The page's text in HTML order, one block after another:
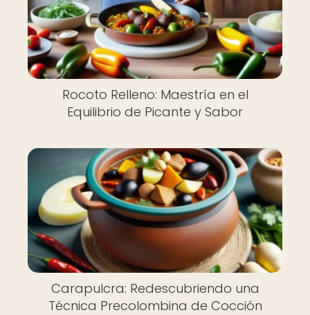
Rocoto Relleno: Maestría en el
Equilibrio de Picante y Sabor
Carapulcra: Redescubriendo una
Técnica Precolombina de Cocción